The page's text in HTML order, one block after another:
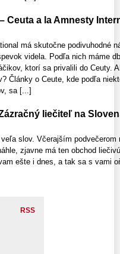
Ceuta a la Amnesty
má skutočne podivuhodné
videla. Podľa nich máme
ktorí sa privalili do Ceuty.
Články o Ceute, kde podľa
sa [...]
liečiteľ na
veľa slov. Včerajším
zjavne má ten obchod
ešte i dnes, a tak sa s vami
RSS